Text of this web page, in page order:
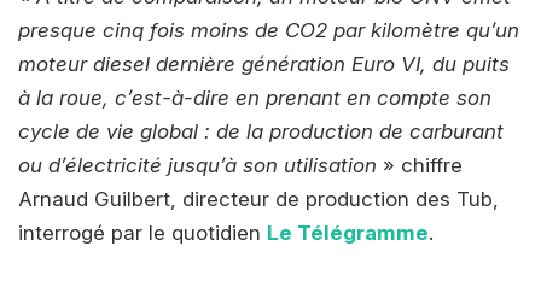
presque cinq fois moins de CO2 par kilomètre qu’un
moteur diesel dernière génération Euro VI, du puits
à la roue, c’est-à-dire en prenant en compte son
cycle de vie global : de la production de carburant
ou d’électricité jusqu’à son utilisation » chiffre
Arnaud Guilbert, directeur de production des Tub,
interrogé par le quotidien Le Télégramme.